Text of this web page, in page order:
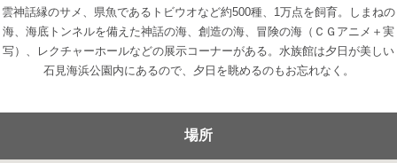
雲神話縁のサメ、県魚であるトビウオなど約500種、1万点を飼育。しまねの
海、海底トンネルを備えた神話の海、創造の海、冒険の海（ＣＧアニメ＋実
写）、レクチャーホールなどの展示コーナーがある。水族館は夕日が美しい
石見海浜公園内にあるので、夕日を眺めるのもお忘れなく。
場所